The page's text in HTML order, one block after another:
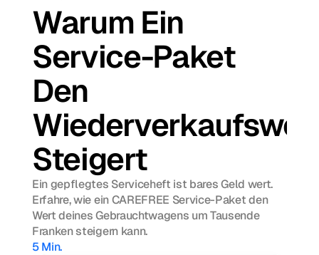
Warum Ein
Service-Paket
Den
Steigert
Ein gepflegtes Serviceheft ist bares Geld wert.
Erfahre, wie ein CAREFREE Service-Paket den
Wert deines Gebrauchtwagens um Tausende
Franken steigern kann.
5 Min.